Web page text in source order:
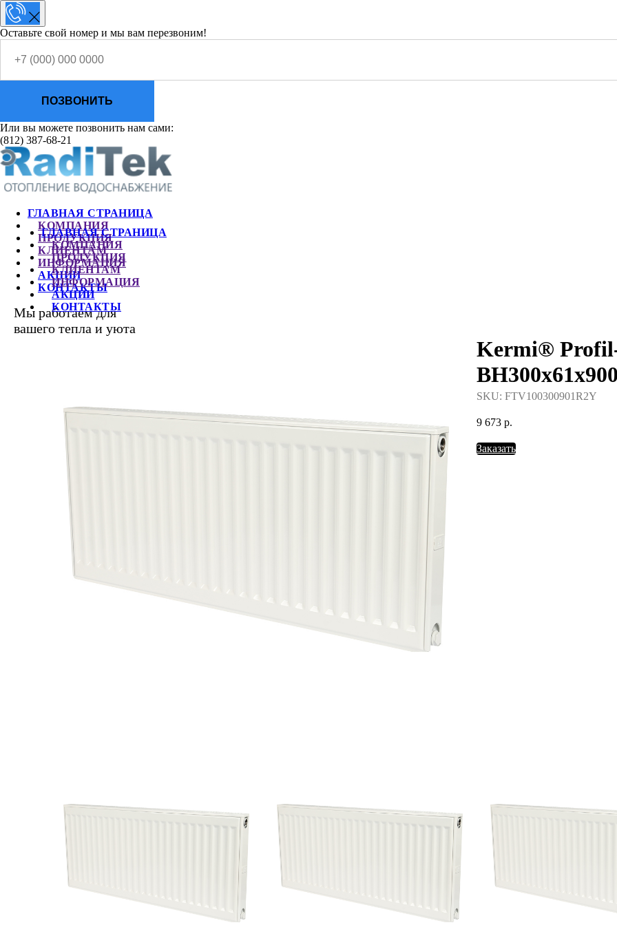
Оставьте свой номер и мы вам перезвоним!
ПОЗВОНИТЬ
Или вы можете позвонить нам сами:
(812) 387-68-21
ГЛАВНАЯ СТРАНИЦА
КОМПАНИЯ
ПРОДУКЦИЯ
КЛИЕНТАМ
ИНФОРМАЦИЯ
АКЦИИ
КОНТАКТЫ
Мы работаем для
вашего тепла и уюта
ГЛАВНАЯ СТРАНИЦА
КОМПАНИЯ
ПРОДУКЦИЯ
КЛИЕНТАМ
ИНФОРМАЦИЯ
АКЦИИ
КОНТАКТЫ
Kermi®
SKU: FTV100300901R2Y
9 673 р.
Заказать